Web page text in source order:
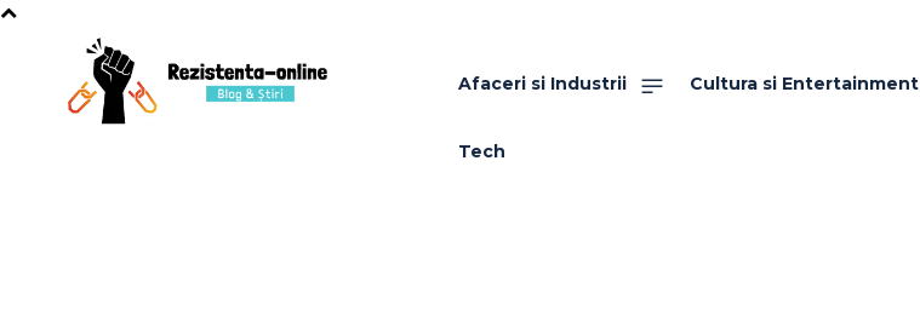
Afaceri si Industrii Cultura si Entertainment
Tech